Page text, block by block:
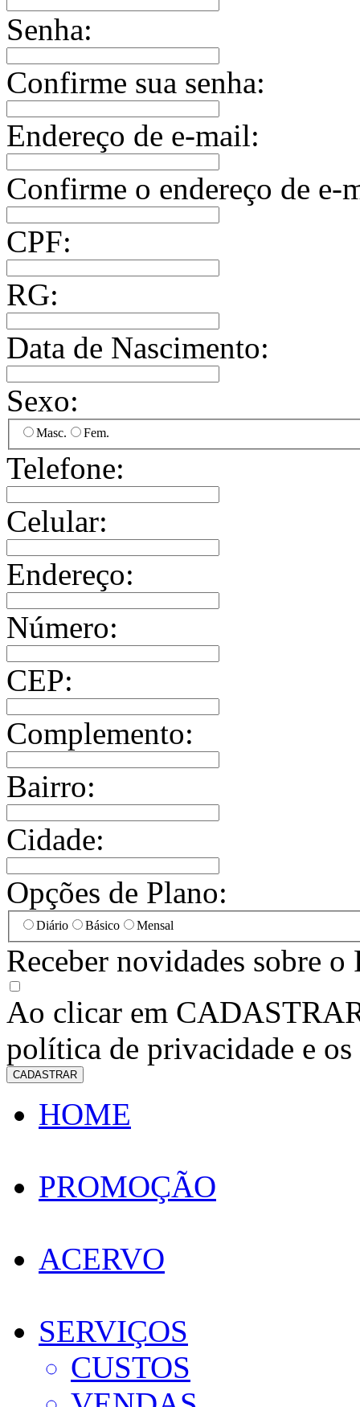
Senha:
Confirme sua senha:
Endereço de e-mail:
Confirme o endereço de e-
CPF:
RG:
Data de Nascimento:
Sexo:
Masc. Fem.
Telefone:
Celular:
Endereço:
Número:
CEP:
Complemento:
Bairro:
Cidade:
Opções de Plano:
Diário Básico Mensal
Receber novidades sobre
Ao clicar em
política de privacidade e os
CADASTRAR
HOME
PROMOÇÃO
ACERVO
SERVIÇOS
CUSTOS